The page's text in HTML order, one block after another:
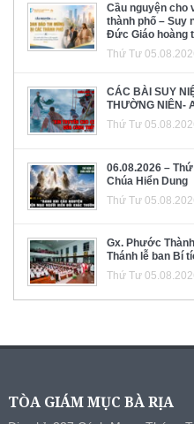
Cầu nguyện cho
thành phố – Suy
Đức Giáo hoàng
Thứ Tư
CÁC BÀI SUY
THƯỜNG NIÊN-
Thứ Tư
06.08.2026 –
Chúa Hiển Dung
Thứ Tư
Gx. Phước
Thánh lễ ban Bí
Thứ Tư
TÒA GIÁM MỤC BÀ RỊA